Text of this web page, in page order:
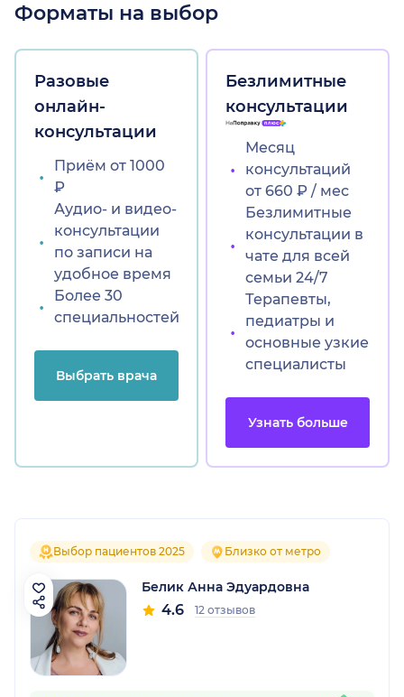
Форматы на выбор
Разовые
онлайн-
консультации
Приём от 1000
₽
Аудио- и видео-
консультации
по записи на
удобное время
Более 30
специальностей
Выбрать врача
Безлимитные
консультации
Месяц
консультаций
от 660 ₽ / мес
Безлимитные
консультации в
чате для всей
семьи 24/7
Терапевты,
педиатры и
основные узкие
специалисты
Узнать больше
Выбор пациентов 2025 Близко от метро
Белик Анна Эдуардовна
4.6 12 отзывов